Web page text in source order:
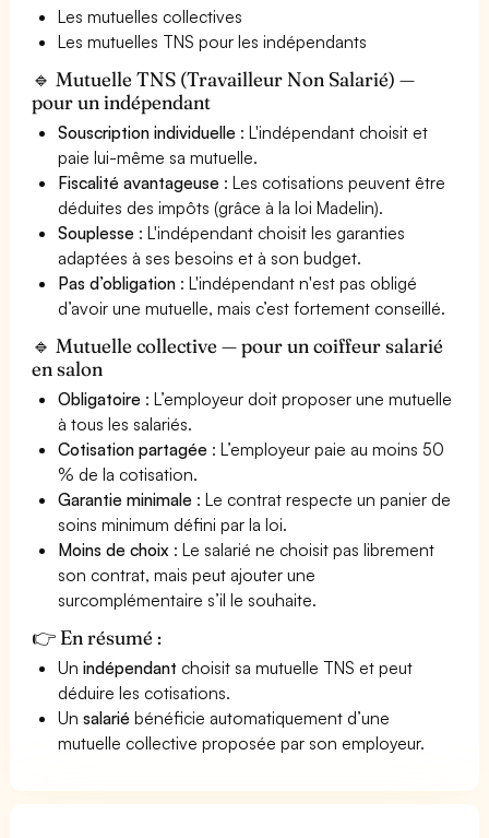
Les mutuelles collectives
Les mutuelles TNS pour les indépendants
🔹 Mutuelle TNS (Travailleur Non Salarié) —
pour un indépendant
Souscription individuelle : L'indépendant choisit et
paie lui-même sa mutuelle.
Fiscalité avantageuse : Les cotisations peuvent être
déduites des impôts (grâce à la loi Madelin).
Souplesse : L'indépendant choisit les garanties
adaptées à ses besoins et à son budget.
Pas d’obligation : L'indépendant n'est pas obligé
d’avoir une mutuelle, mais c’est fortement conseillé.
🔹 Mutuelle collective — pour un coiffeur salarié
en salon
Obligatoire : L’employeur doit proposer une mutuelle
à tous les salariés.
Cotisation partagée : L’employeur paie au moins 50
% de la cotisation.
Garantie minimale : Le contrat respecte un panier de
soins minimum défini par la loi.
Moins de choix : Le salarié ne choisit pas librement
son contrat, mais peut ajouter une
surcomplémentaire s’il le souhaite.
👉 En résumé :
Unindépendant choisit sa mutuelle TNS et peut
déduire les cotisations.
Unsalarié bénéficie automatiquement d’une
mutuelle collective proposée par son employeur.